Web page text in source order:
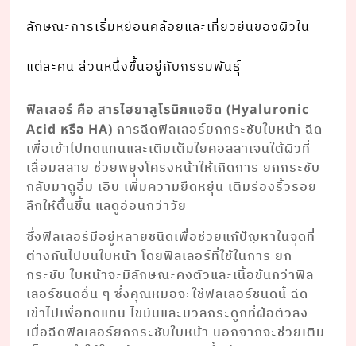
ลักษณะการเริ่มหย่อนคล้อยและเที่ยวย่นของผิวใน
แต่ละคน ส่วนหนึ่งขึ้นอยู่กับกรรมพันธุ์
ฟิลเลอร์ คือ สารไฮยาลูโรนิกแอซิด (Hyaluronic
Acid หรือ HA) การฉีดฟิลเลอร์ยกกระชับใบหน้า ฉีด
เพื่อเข้าไปทดแทนและเติมเต็มใยคอลลาเจนใต้ผิวที่
เสื่อมสลาย ช่วยพยุงโครงหน้าให้เกิดการ ยกกระชับ
กลับมาดูอิ่ม เอิบ เพิ่มความยืดหยุ่น เติมร่องริ้วรอย
ลึกให้ตื้นขึ้น แลดูอ่อนกว่าวัย
ซึ่งฟิลเลอร์มีอยู่หลายชนิดเพื่อช่วยแก้ปัญหาในจุดที่
ต่างกันไปบนใบหน้า โดยฟิลเลอร์ที่ใช้ในการ ยก
กระชับ ใบหน้าจะมีลักษณะคงตัวและเนื้อข้นกว่าฟิล
เลอร์ชนิดอื่น ๆ ซึ่งคุณหมอจะใช้ฟิลเลอร์ชนิดนี้ ฉีด
เข้าไปเพื่อทดแทน ไขมันและมวลกระดูกที่ฝ่อตัวลง
เมื่อฉีดฟิลเลอร์ยกกระชับใบหน้า นอกจากจะช่วยเติม